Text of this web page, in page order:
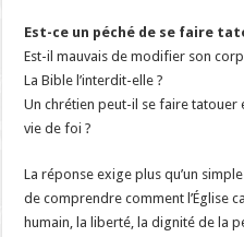
Est-ce un péché de se faire
Est-il mauvais de modifier son
La Bible l’interdit-elle ?
Un chrétien peut-il se faire tatouer
vie de foi ?
La réponse exige plus qu’un
de comprendre comment l’Église
humain, la liberté, la dignité de la